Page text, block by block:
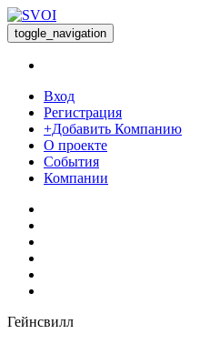
toggle_navigation
Вход
Регистрация
+Добавить Компанию
О проекте
События
Компании
Гейнсвилл